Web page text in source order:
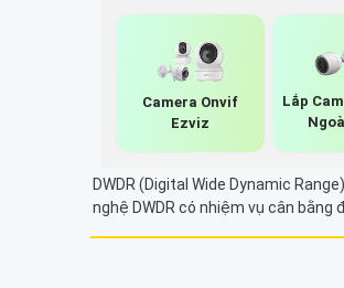
Camera Onvif
Ezviz
Lắp
DWDR (Digital Wide Dynamic
nghệ DWDR có nhiệm vụ cân